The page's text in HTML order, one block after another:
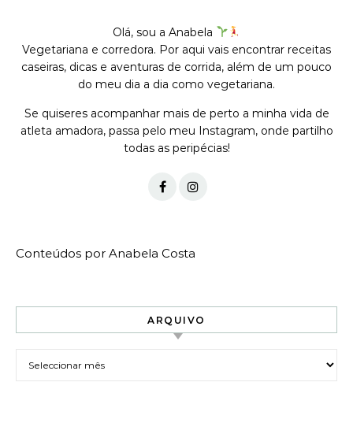
Olá, sou a Anabela
Vegetariana e corredora. Por aqui vais encontrar receitas
caseiras, dicas e aventuras de corrida, além de um pouco
do meu dia a dia como vegetariana.
Se quiseres acompanhar mais de perto a minha vida de
atleta amadora, passa pelo meu Instagram, onde partilho
todas as peripécias!
Conteúdos por Anabela Costa
ARQUIVO